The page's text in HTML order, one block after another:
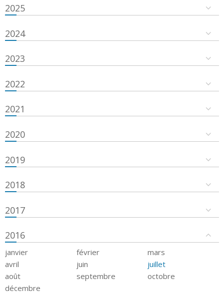
2025
2024
2023
2022
2021
2020
2019
2018
2017
2016
janvier février
mars
avril
juin
juillet
août
septembre
octobre
décembre